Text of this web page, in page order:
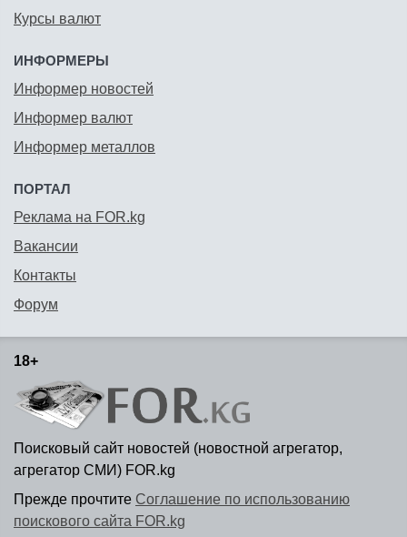
Курсы валют
ИНФОРМЕРЫ
Информер новостей
Информер валют
Информер металлов
ПОРТАЛ
Реклама на FOR.kg
Вакансии
Контакты
Форум
18+
Поисковый сайт новостей (новостной агрегатор,
агрегатор СМИ) FOR.kg
Прежде прочтите Соглашение по использованию
поискового сайта FOR.kg